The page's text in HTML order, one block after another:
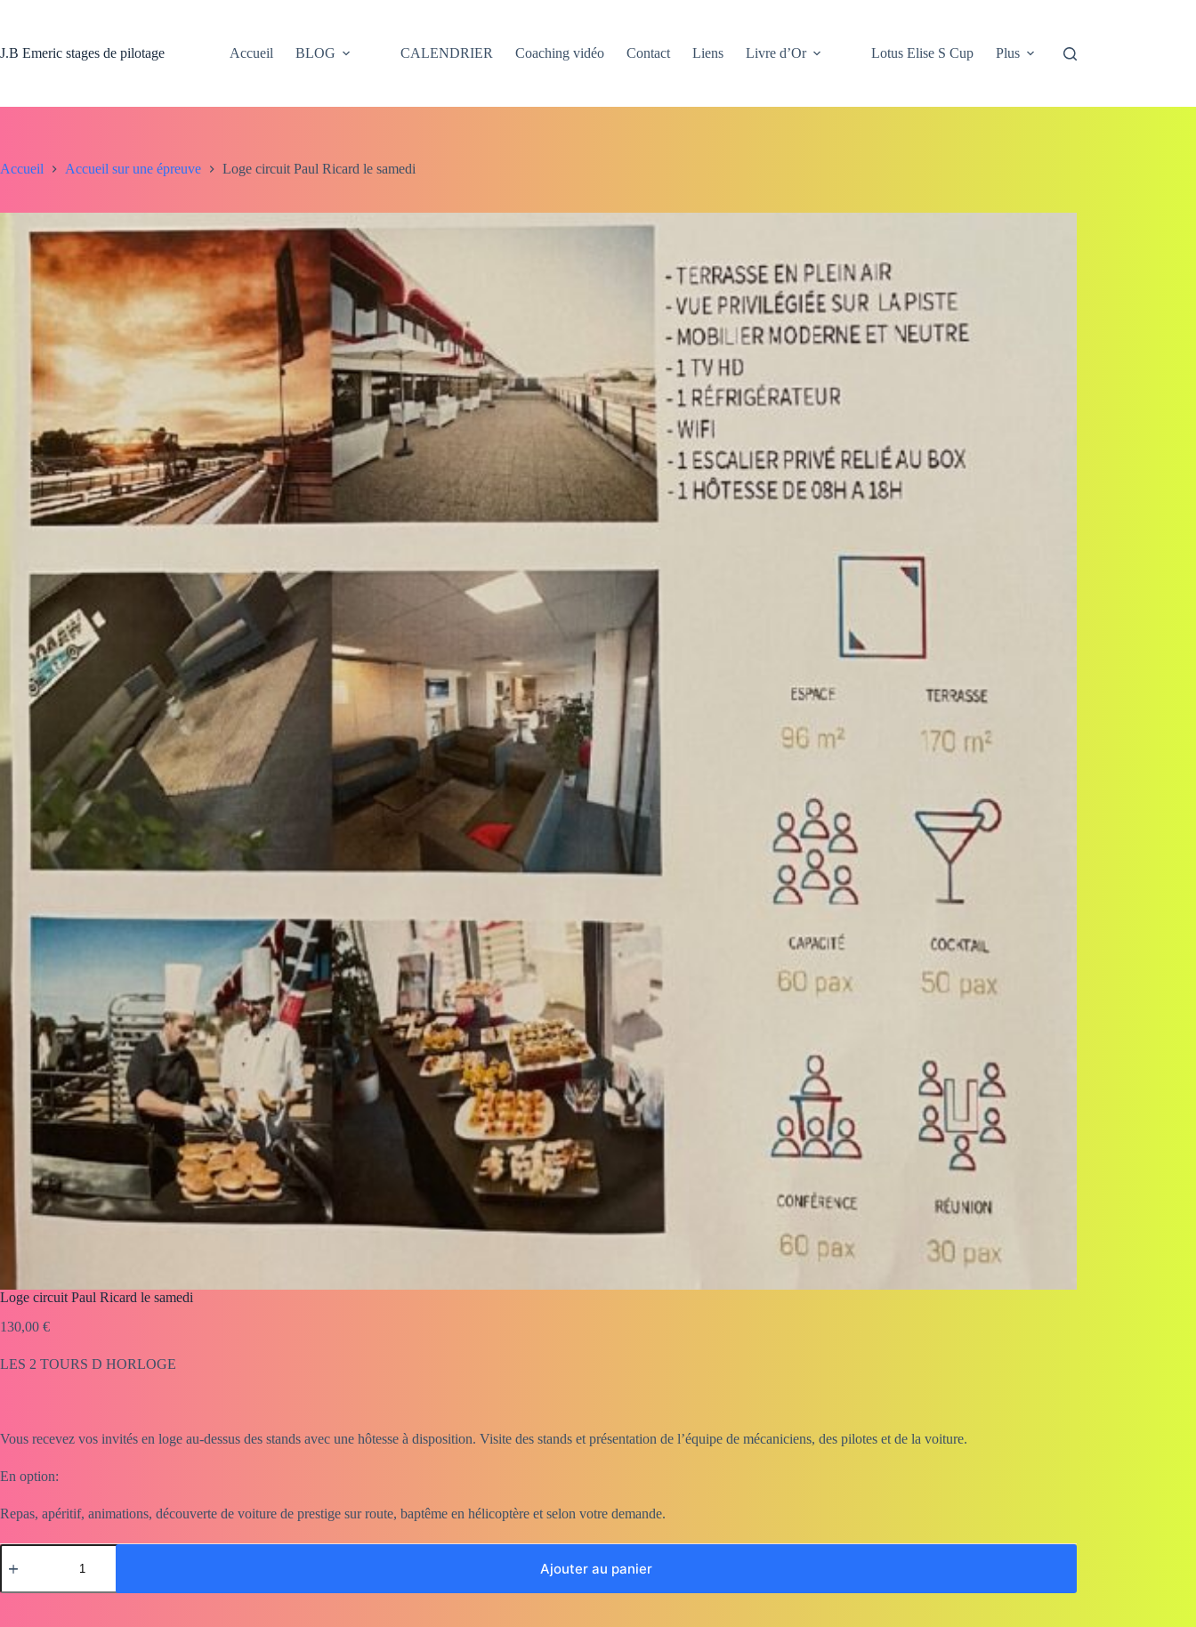
J.B Emeric stages de pilotage
Accueil BLOG CALENDRIER Coaching vidéo Contact Liens Livre d’Or Lotus Elise S Cup Plus
Accueil Accueil sur une épreuve Loge circuit Paul Ricard le samedi
Loge circuit Paul Ricard le samedi
130,00 €
LES 2 TOURS D HORLOGE
Vous recevez vos invités en loge au-dessus des stands avec une hôtesse à disposition. Visite des stands et présentation de l’équipe de mécaniciens, des pilotes et de la voiture.
En option:
Repas, apéritif, animations, découverte de voiture de prestige sur route, baptême en hélicoptère et selon votre demande.
quantité
de
circuit
Ajouter au panier